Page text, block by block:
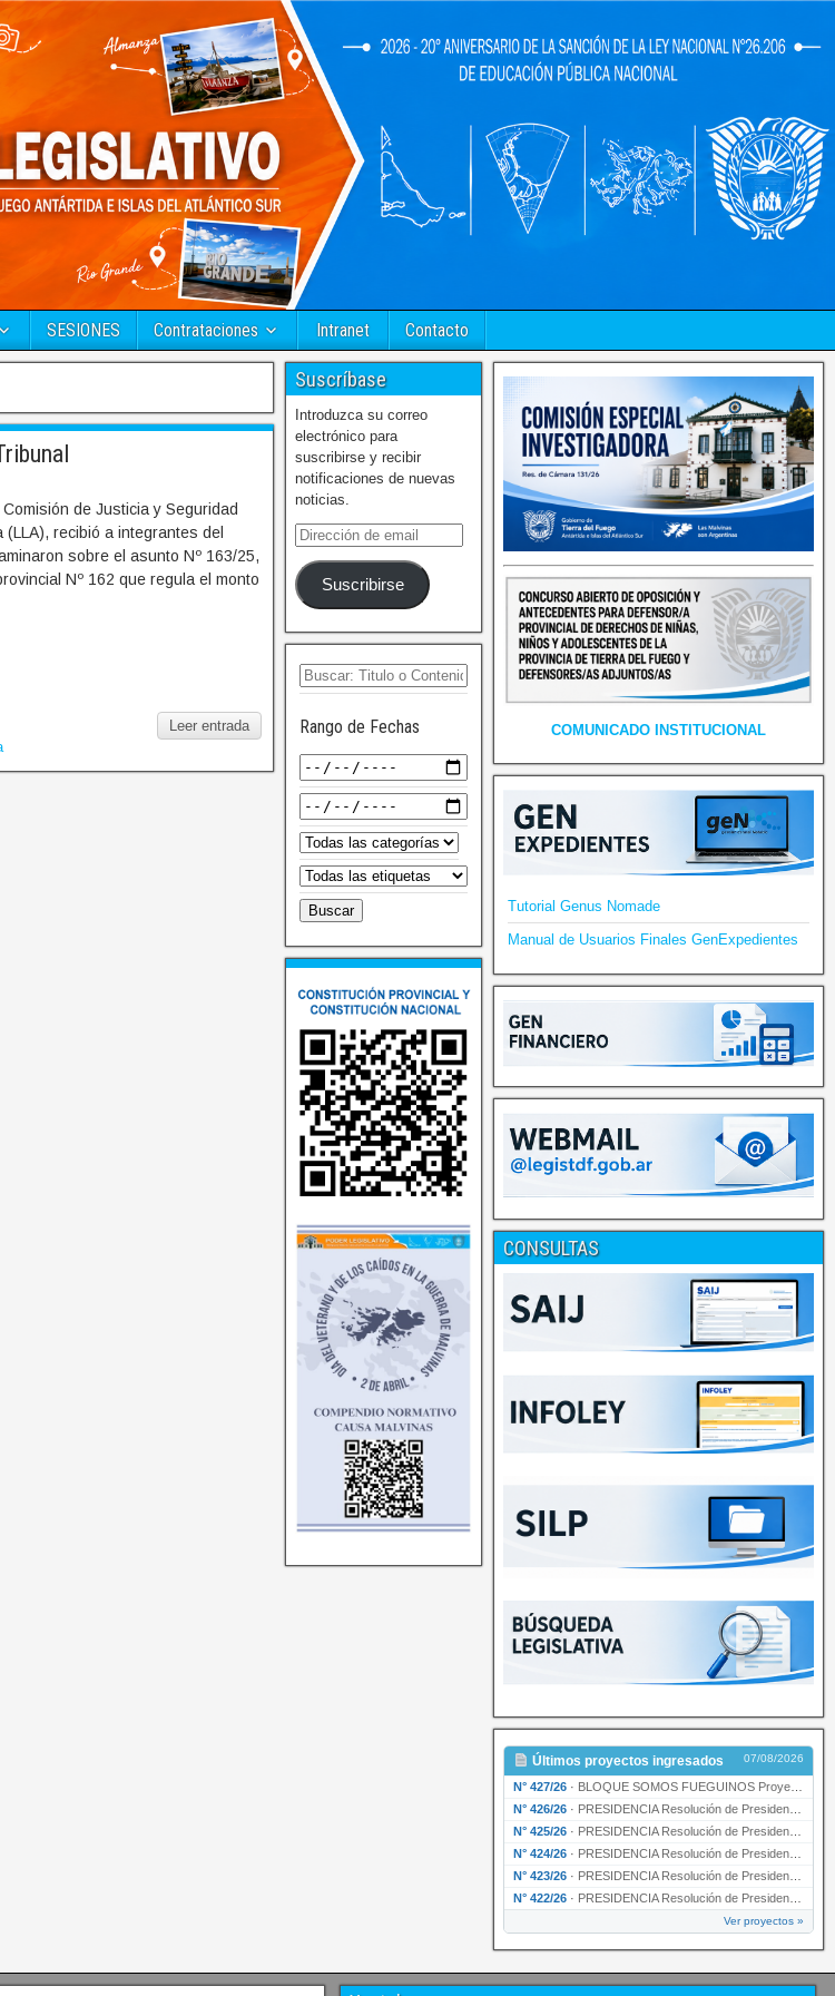
SESIONES Contrataciones Intranet Contacto
de Justicia y Seguridad
recibió a integrantes del
sobre el asunto Nº 163/25,
Nº 162 que regula el monto
Leer entrada
Suscríbase
Introduzca su correo
electrónico para
suscribirse y recibir
notificaciones de nuevas
noticias.
Suscribirse
Rango de Fechas COMUNICADO INSTITUCIONAL
Tutorial Genus Nomade
Manual de Usuarios Finales GenExpedientes
CONSULTAS
Últimos proyectos ingresados 07/08/2026
N° 427/26 · BLOQUE SOMOS FUEGUINOS Proyecto de Declaración declarando de interés provincial PRESIDENCI…
N° 426/26 · PRESIDENCIA Resolución de Presidencia N° 216/26 declarando de interés provincial la labor …
N° 425/26 · PRESIDENCIA Resolución de Presidencia N° 212/26 declarando de interés provincial el “50° A…
N° 424/26 · PRESIDENCIA Resolución de Presidencia Nº 210/26 declarando de interés provincial el proyec…
N° 423/26 · PRESIDENCIA Resolución de Presidencia Nº 209/26 declarando de interés provincial la presen…
N° 422/26 · PRESIDENCIA Resolución de Presidencia N° 200/26 para su ratificación.
Ver proyectos »